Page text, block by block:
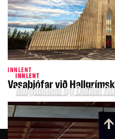
INNLENT
Vasaþjófar við
INNLENT
Magdalena og Daniel